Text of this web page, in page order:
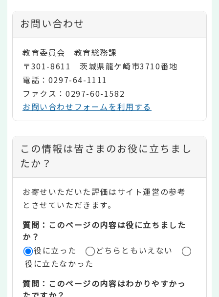
お問い合わせ
教育委員会 教育総務課
〒301-8611 茨城県龍ケ崎市3710番地
電話：0297-64-1111
ファクス：0297-60-1582
お問い合わせフォームを利用する
コ
ン
テ
ン
ツ
評
価
リ
この情報は皆さまのお役に立ちまし
たか？
お寄せいただいた評価はサイト運営の参考
とさせていただきます。
質問：このページの内容は役に立ちました
か？
役に立った
どちらともいえない
役に立たなかった
質問：このページの内容はわかりやすかっ